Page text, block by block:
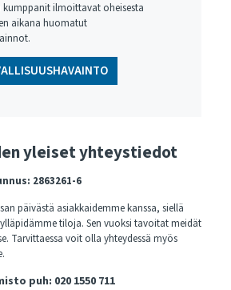
kumppanit ilmoittavat oheisesta
aikana huomatut
yleiset yhteystiedot
2863261-6
päivästä asiakkaidemme kanssa, siellä
tiloja. Sen vuoksi tavoitat meidät
Tarvittaessa voit olla yhteydessä myös
puh: 020 1550 711